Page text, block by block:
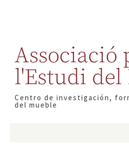
Associació
l'Estudi del
Centro de investigación,
del mueble